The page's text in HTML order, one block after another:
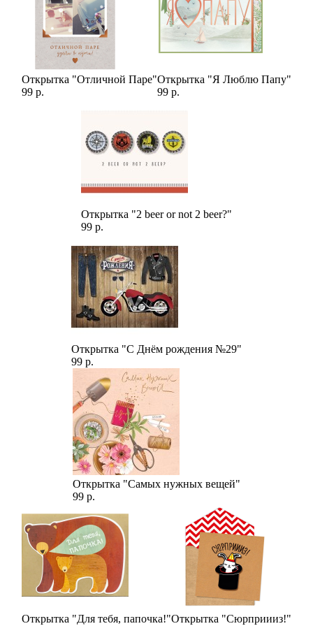
занимается составлением букетов уже более 10 лет, подобрал
специальную ленту для этой композиции. Она прекрасно
подчеркивает красоту пионов, добавляя еще больше шарма
этому букету.
И самое лучшее - это
, который может выражать
Валентина или просто так, чтобы сказать "я люблю тебя". В
этом букете заключено много тепла и любви, и мы уверены,
что он принесет множество улыбок и положительных эмоций
Не упустите свой шанс сделать близкому человеку приятный
сюрприз, заказав этот прекрасный букет. Заказать его можно
прямо сейчас на нашем сайте или позвонив по телефону,
который вы можете найти на нашем сайте. Мы гарантируем,
что полученный вами букет будет точной копией того, что вы
видите на фото, и доставлен вовремя в любое удобное для вас
Открытка "Отличной Паре"
99 р.
Открытка "Я Люблю Папу"
99 р.
Открытка "2 beer or not 2 beer?"
99 р.
Открытка "С Днём рождения №29"
99 р.
Открытка "Самых нужных вещей"
99 р.
Открытка "Для тебя, папочка!"Открытка "Сюрприииз!"